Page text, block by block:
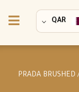
QAR
/ PRADA BRUSHED